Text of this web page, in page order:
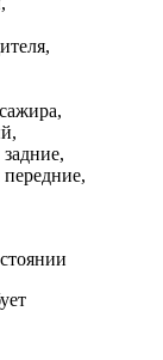
,
,
,
,
,